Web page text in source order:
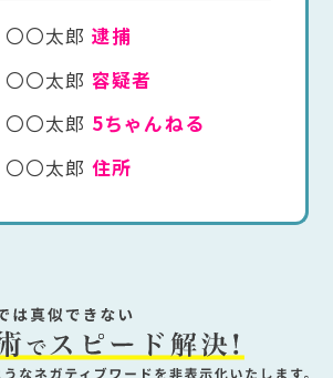
〇〇太郎 逮捕
〇〇太郎 容疑者
〇〇太郎 5ちゃんねる
〇〇太郎 住所